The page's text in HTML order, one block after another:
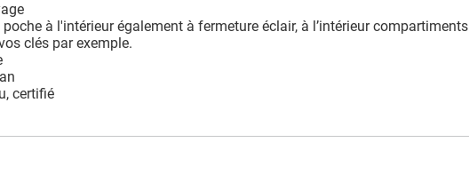
à l'intérieur également à fermeture éclair, à l’intérieur compartiments
clés par exemple.
certifié